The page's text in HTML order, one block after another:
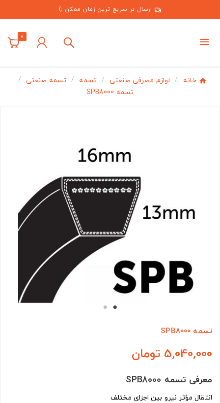
ارسال در سریع ترین زمان ممکن :)
0
خانه لوازم مصرفی صنعتی تسمه
تسمه صنعتی
تسمه SPB8000
تسمه SPB8000
5,040,000 تومان
معرفی تسمه SPB8000
انتقال مؤثر نیرو بین اجزای مختلف